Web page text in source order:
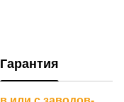
Гарантия